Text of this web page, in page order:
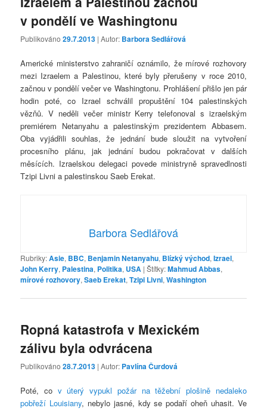
v pondělí ve Washingtonu
Publikováno29.7.2013 | Autor: Barbora Sedlářová
Americké ministerstvo zahraničí oznámilo, že mírové rozhovory
mezi Izraelem a Palestinou, které byly přerušeny v roce 2010,
začnou v pondělí večer ve Washingtonu. Prohlášení přišlo jen pár
hodin poté, co Izrael schválil propuštění 104 palestinských
vězňů. V neděli večer ministr Kerry telefonoval s izraelským
premiérem Netanyahu a palestinským prezidentem Abbasem.
Oba vyjádřili souhlas, že jednání bude sloužit na vytvoření
procesního plánu, jak jednání budou pokračovat v dalších
měsících. Izraelskou delegaci povede ministryně spravedlnosti
Tzipi Livni a palestinskou Saeb Erekat.
Barbora Sedlářová
Rubriky:Asie, BBC, Benjamin Netanyahu, Blízký východ,Izrael,
John Kerry, Palestina, Politika, USA |Štítky:Mahmud Abbas,
mírové rozhovory,Saeb Erekat,Tzipi Livni,Washington
Ropná katastrofa v Mexickém
zálivu byla odvrácena
Publikováno28.7.2013 | Autor: Pavlína Čurdová
Poté, co v úterý vypukl požár na těžební plošině nedaleko
pobřeží Louisiany, nebylo jasné, kdy se podaří oheň uhasit. Ve